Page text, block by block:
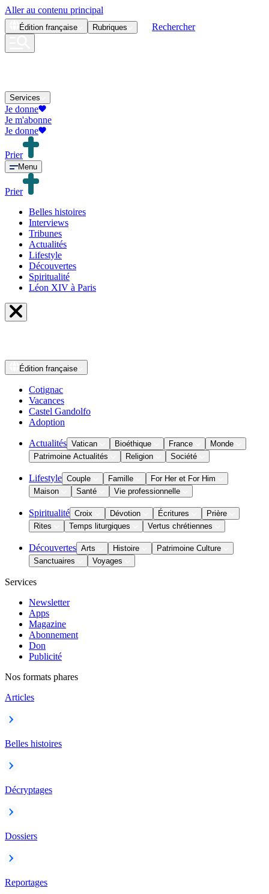
Aller au contenu principal
Édition française Rubriques Rechercher
Services
Je donne
Je m'abonne
Je donne
Prier
Menu
Prier
Belles histoires
Interviews
Tribunes
Actualités
Lifestyle
Découvertes
Spiritualité
Léon XIV à Paris
Édition française
Cotignac
Vacances
Castel Gandolfo
Adoption
Actualités Vatican Bioéthique France
Monde
Patrimoine Actualités
Religion Société
Lifestyle Couple Famille
For Her et For Him
Maison
Santé Vie professionnelle
Spiritualité Croix Dévotion Écritures
Prière
Rites
Temps liturgiques Vertus chrétiennes
Découvertes Arts Histoire
Patrimoine Culture
Sanctuaires
Voyages
Services
Newsletter
Apps
Magazine
Abonnement
Don
Publicité
Nos formats phares
Articles
Belles histoires
Décryptages
Dossiers
Reportages